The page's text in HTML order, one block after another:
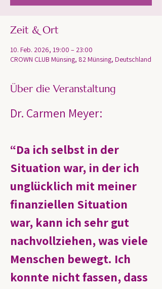
Zeit & Ort
10. Feb. 2026, 19:00 – 23:00
CROWN CLUB Münsing, 82 Münsing, Deutschland
Über die Veranstaltung
Dr. Carmen Meyer:
“Da ich selbst in der
Situation war, in der ich
unglücklich mit meiner
finanziellen Situation
war, kann ich sehr gut
nachvollziehen, was viele
Menschen bewegt. Ich
konnte nicht fassen, dass